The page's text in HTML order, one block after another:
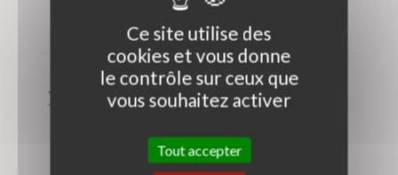
ENTRETIEN ET CONSEILS
D'UTILISATIONCe site utilise des
cookies et vous donne
le contrôle sur ceux que
vous souhaitez activer
Tout accepter